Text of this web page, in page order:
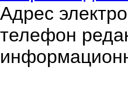
Адрес
телефон